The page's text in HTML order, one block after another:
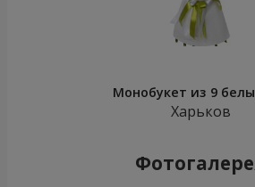
Монобукет из 9
Харьков